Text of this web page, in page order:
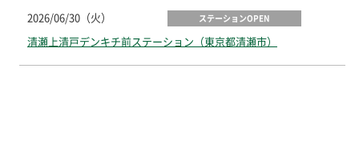
2026/06/30（火） ステーションOPEN
清瀬上清戸デンキチ前ステーション（東京都清瀬市）